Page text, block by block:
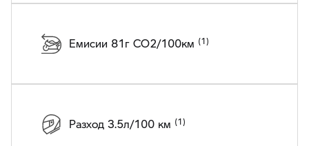
Емисии 81г CO2/100км
Разход 3.5л/100 км